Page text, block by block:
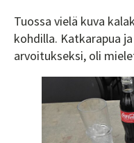
Tuossa vielä kuva
kohdilla. Katkarapua
arvoitukseksi, oli